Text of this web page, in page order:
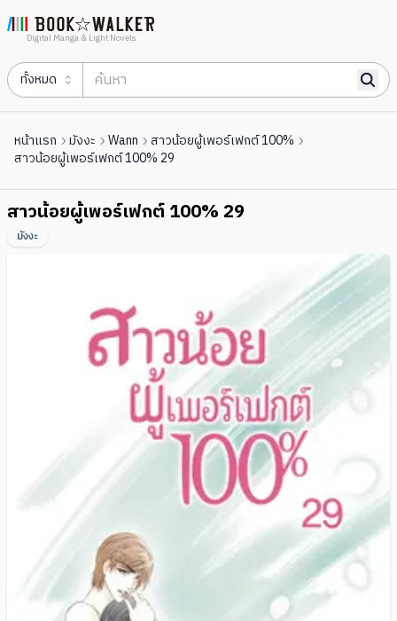
Digital Manga & Light Novels
ทั้งหมด
หน้าแรก มังงะ Wann
สาวน้อยผู้เพอร์เฟกต์ 100%
สาวน้อยผู้เพอร์เฟกต์ 100% 29
สาวน้อยผู้เพอร์เฟกต์ 100% 29
มังงะ